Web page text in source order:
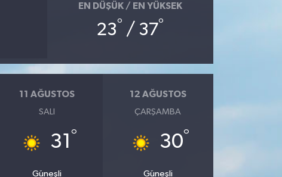
EN DÜŞÜK / EN YÜKSEK
23° / 37°
11 AĞUSTOS
SALI
31 °
Güneşli
12 AĞUSTOS
ÇARŞAMBA
30°
Güneşli